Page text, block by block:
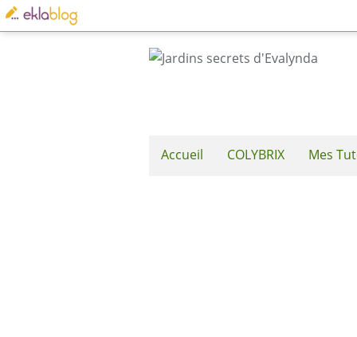
Accueil COLYBRIX Mes